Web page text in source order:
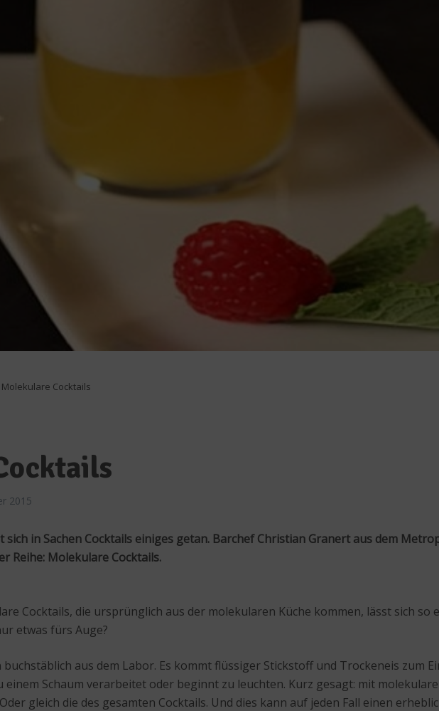
Molekulare Cocktails
2015
sich in Sachen Cocktails einiges getan. Barchef Christian Granert aus dem
Reihe: Molekulare Cocktails.
Cocktails, die ursprünglich aus der molekularen Küche kommen, lässt sich so
etwas fürs Auge?
aus dem Labor. Es kommt flüssiger Stickstoff und Trockeneis zum
einem Schaum verarbeitet oder beginnt zu leuchten. Kurz gesagt: mit
gleich die des gesamten Cocktails. Und dies kann auf jeden Fall einen